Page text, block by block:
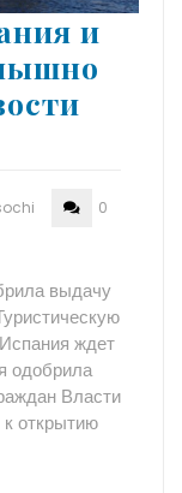
и
0
выдачу
ждет
одобрила
Власти
к открытию